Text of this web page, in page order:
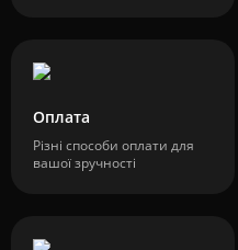
Оплата
Різні способи оплати для
вашої зручності